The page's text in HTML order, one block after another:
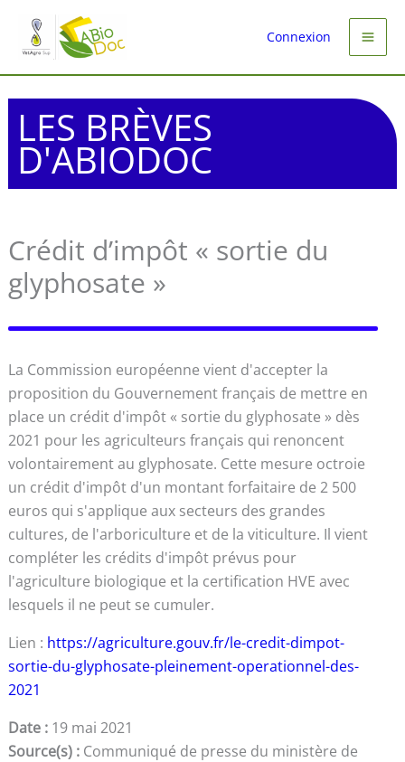
contenu
Connexion
LES BRÈVES
D'ABIODOC
Crédit d’impôt « sortie du
glyphosate »
La Commission européenne vient d'accepter la
proposition du Gouvernement français de mettre en
place un crédit d'impôt « sortie du glyphosate » dès
2021 pour les agriculteurs français qui renoncent
volontairement au glyphosate. Cette mesure octroie
un crédit d'impôt d'un montant forfaitaire de 2 500
euros qui s'applique aux secteurs des grandes
cultures, de l'arboriculture et de la viticulture. Il vient
compléter les crédits d'impôt prévus pour
l'agriculture biologique et la certification HVE avec
lesquels il ne peut se cumuler.
Lien : https://agriculture.gouv.fr/le-credit-dimpot-
sortie-du-glyphosate-pleinement-operationnel-des-
2021
Date : 19 mai 2021
Source(s) : Communiqué de presse du ministère de